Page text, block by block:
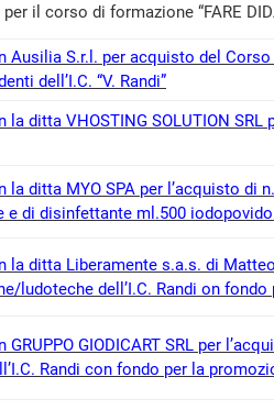
il corso di formazione “FARE
Ausilia S.r.l. per acquisto del
dell’I.C. “V. Randi”
la ditta VHOSTING SOLUTION
la ditta MYO SPA per l’acquisto
di disinfettante ml.500
la ditta Liberamente s.a.s. di
ludoteche dell’I.C. Randi on
GIODICART SRL per
Randi con fondo per la